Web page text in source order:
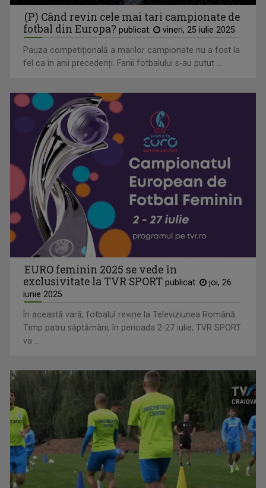
(P) Când revin cele mai tari campionate de
fotbal din Europa? publicat: vineri, 25 iulie 2025
Pauza competițională a marilor campionate nu a fost la
fel ca în anii precedenți. Fanii fotbalului s-au putut ...
EURO feminin 2025 se vede în
exclusivitate la TVR SPORT publicat:
joi, 26
iunie 2025
În această vară, fotbalul revine la Televiziunea Română.
Timp patru săptămâni, în perioada 2-27 iulie, TVR SPORT
va ...